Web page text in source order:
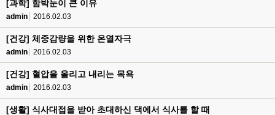
[과학] 함박눈이 큰 이유
admin 2016.02.03
[건강] 체중감량을 위한 온열자극
admin 2016.02.03
[건강] 혈압을 올리고 내리는 목욕
admin 2016.02.03
[생활] 식사대접을 받아 초대하신 댁에서 식사를 할 때